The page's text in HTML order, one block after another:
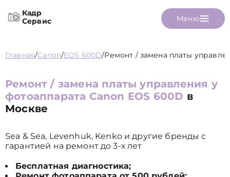
Кадр
Сервис
Меню
Главная/Canon/EOS 600D/Ремонт / замена платы
Ремонт / замена платы управления у
фотоаппарата Canon EOS 600D в
Москве
Sea & Sea, Levenhuk, Kenko и другие бренды с
гарантией на ремонт до 3-х лет
Бесплатная диагностика;